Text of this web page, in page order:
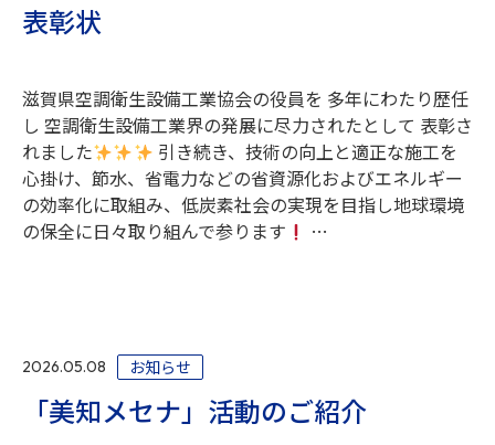
表彰状
滋賀県空調衛生設備工業協会の役員を 多年にわたり歴任
し 空調衛生設備工業界の発展に尽力されたとして 表彰さ
れました
引き続き、技術の向上と適正な施工を
心掛け、節水、省電力などの省資源化およびエネルギー
の効率化に取組み、低炭素社会の実現を目指し地球環境
の保全に日々取り組んで参ります
…
2026.05.08 お知らせ
「美知メセナ」活動のご紹介